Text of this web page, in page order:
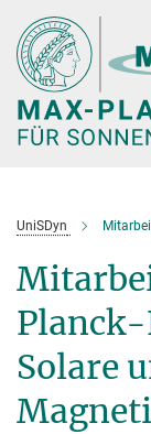
Hauptinhalt
UniSDyn
Solare